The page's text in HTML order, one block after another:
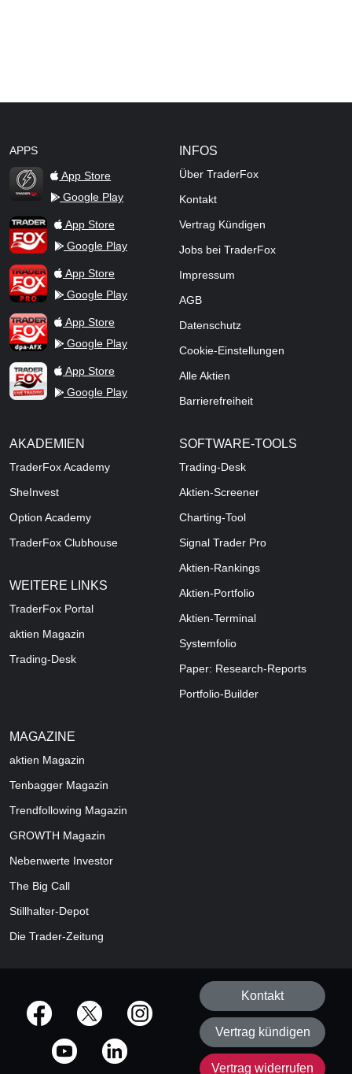
APPS
TraderFox Flash
App Store
Google Play
TraderFox AppApp Store
Google Play
TraderFox ProApp Store
Google Play
TraderFox dpa-AFX ProFeed
App Store
Google Play
TraderFox Live Trading
App Store
Google Play
INFOS
Über TraderFox
Kontakt
Vertrag Kündigen
Jobs bei TraderFox
Impressum
AGB
Datenschutz
Cookie-Einstellungen
Alle Aktien
Barrierefreiheit
AKADEMIEN
TraderFox Academy
SheInvest
Option Academy
TraderFox Clubhouse
WEITERE LINKS
TraderFox Portal
aktien Magazin
Trading-Desk
SOFTWARE-TOOLS
Trading-Desk
Aktien-Screener
Charting-Tool
Signal Trader Pro
Aktien-Rankings
Aktien-Portfolio
Aktien-Terminal
Systemfolio
Paper: Research-Reports
Portfolio-Builder
MAGAZINE
aktien Magazin
Tenbagger Magazin
Trendfollowing Magazin
GROWTH Magazin
Nebenwerte Investor
The Big Call
Stillhalter-Depot
Die Trader-Zeitung
offizielle Social Media-Accounts
Kontakt
Vertrag kündigen
Vertrag widerrufen